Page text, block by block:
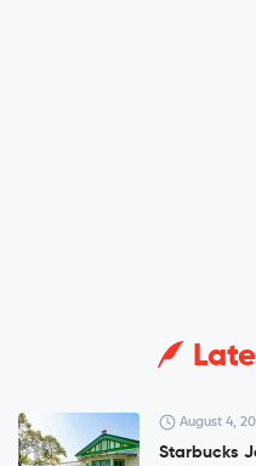
August 4,
Starbucks